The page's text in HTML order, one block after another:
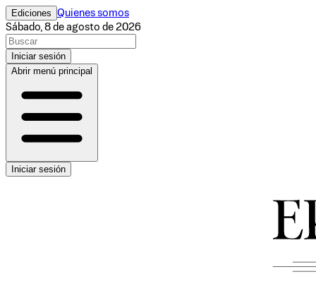
Ediciones Quienes somos
Sábado, 8 de agosto de 2026
Iniciar sesión
Abrir menú principal
Iniciar sesión